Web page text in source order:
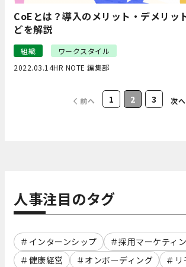
CoEとは？導入のメリット・デメリッ
どを解説
組織
ワークスタイル
2022.03.14HR NOTE 編集部
前へ 1 2 3 次へ
人事注目のタグ
インターンシップ
採用マーケティ
健康経営
オンボーディング